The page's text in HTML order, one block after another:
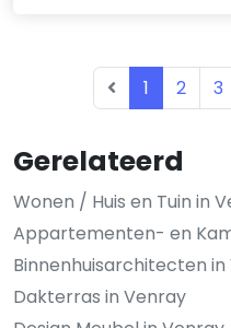
Gerelateerd
Wonen / Huis en Tuin in
Appartementen- en
Binnenhuisarchitecten
Dakterras in Venray
1 2 3